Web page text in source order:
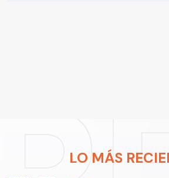
LO MÁS